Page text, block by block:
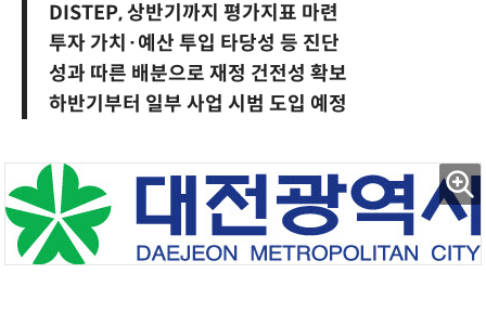
DISTEP, 상반기까지 평가지표 마련
투자 가치·예산 투입 타당성 등 진단
성과 따른 배분으로 재정 건전성 확보
하반기부터 일부 사업 시범 도입 예정